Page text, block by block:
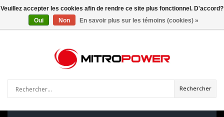
0articles
Rechercher
Veuillez accepter les cookies afin de rendre ce site plus fonctionnel. D'accord?
Oui
Non En savoir plus sur les témoins (cookies) »